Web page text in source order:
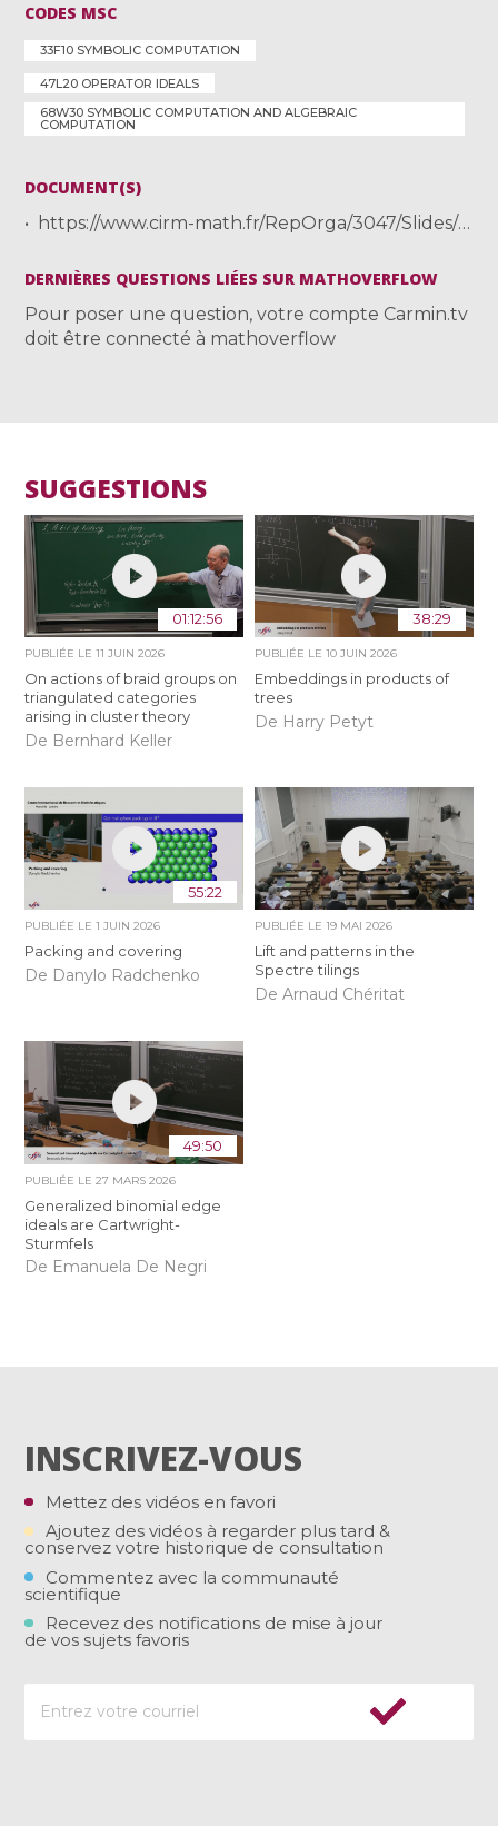
CODES MSC
33F10 SYMBOLIC COMPUTATION
47L20 OPERATOR IDEALS
68W30 SYMBOLIC COMPUTATION AND ALGEBRAIC
COMPUTATION
DOCUMENT(S)
https://www.cirm-math.fr/RepOrga/3047/Slides/koutschan_talk.pdf
DERNIÈRES QUESTIONS LIÉES SUR MATHOVERFLOW
Pour poser une question, votre compte Carmin.tv
doit être connecté à mathoverflow
SUGGESTIONS
01:12:56
PUBLIÉE LE11 JUIN 2026
On actions of braid groups on
triangulated categories
arising in cluster theory
De Bernhard Keller
38:29
PUBLIÉE LE 10 JUIN 2026
Embeddings in products of
trees
De Harry Petyt
55:22
PUBLIÉE LE1 JUIN 2026
Packing and covering
De Danylo Radchenko
PUBLIÉE LE 19 MAI 2026
Lift and patterns in the
Spectre tilings
De Arnaud Chéritat
49:50
PUBLIÉE LE27 MARS 2026
Generalized binomial edge
ideals are Cartwright-
Sturmfels
De Emanuela De Negri
INSCRIVEZ-VOUS
Mettez des vidéos en favori
Ajoutez des vidéos à regarder plus tard &
conservez votre historique de consultation
Commentez avec la communauté
scientifique
Recevez des notifications de mise à jour
de vos sujets favoris